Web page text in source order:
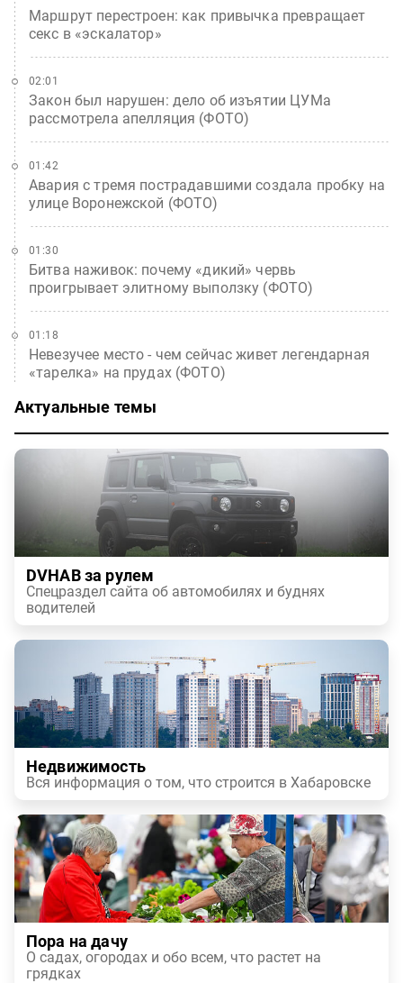
Маршрут перестроен: как привычка превращает
секс в «эскалатор»
Закон был нарушен: дело об изъятии ЦУМа
рассмотрела апелляция (ФОТО)
02:01
Авария с тремя пострадавшими создала пробку на
улице Воронежской (ФОТО)
01:42
Битва наживок: почему «дикий» червь
проигрывает элитному выползку (ФОТО)
01:30
Невезучее место - чем сейчас живет легендарная
«тарелка» на прудах (ФОТО)
01:18
Актуальные темы
DVHAB за рулем
Спецраздел сайта об автомобилях и буднях
водителей
Недвижимость
Вся информация о том, что строится в Хабаровске
Пора на дачу
О садах, огородах и обо всем, что растет на
грядках